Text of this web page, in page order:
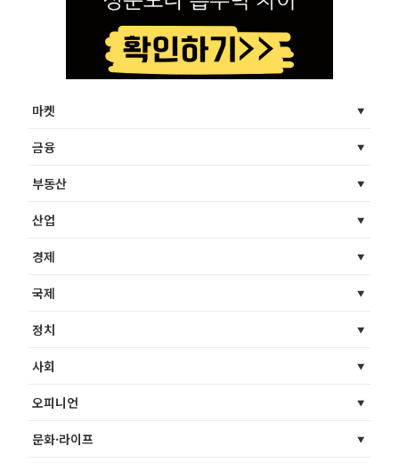
마켓
금융
부동산
산업
경제
국제
정치
사회
오피니언
문화·라이프